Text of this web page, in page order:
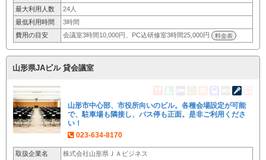
最大利用人数
24人
最低利用時間
3時間
費用の目安
会議室3時間10,000円、PC込研修室3時間25,000円 料金表
山形県JAビル 貸会議室
山形市中心部、市役所向いのビル。各種会場設定が可能
で、駐車場も隣接し、バス停も正面。是非ご利用くださ
い！
023-634-8170
取扱企業名
株式会社山形県ＪＡビジネス